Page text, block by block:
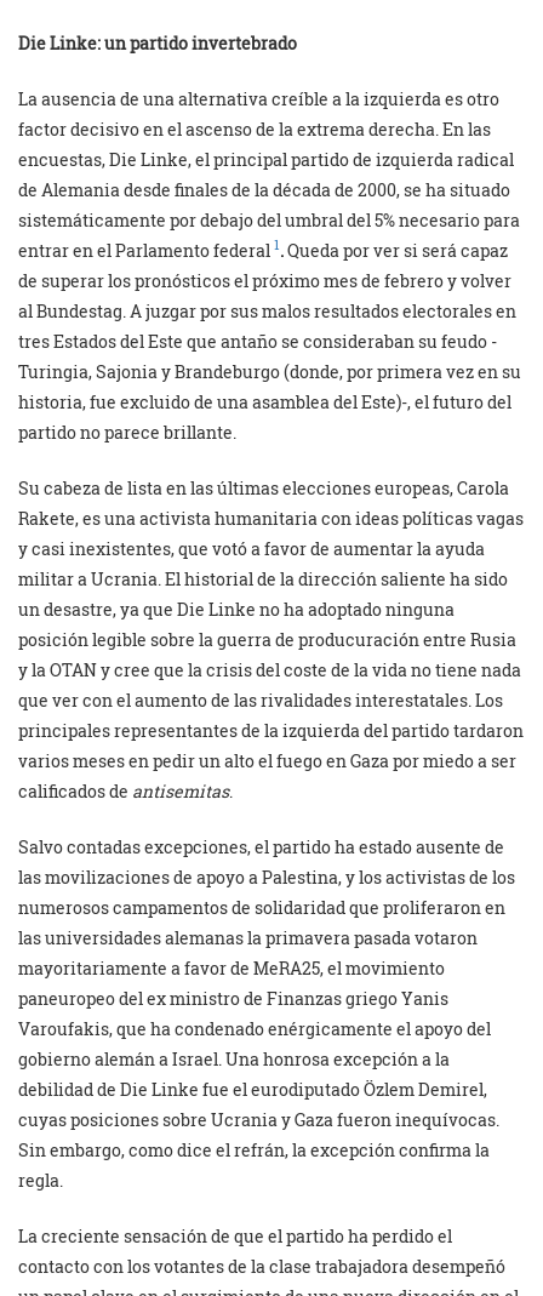
Die Linke: un partido invertebrado
La ausencia de una alternativa creíble a la izquierda es otro
factor decisivo en el ascenso de la extrema derecha. En las
encuestas, Die Linke, el principal partido de izquierda radical
de Alemania desde finales de la década de 2000, se ha situado
sistemáticamente por debajo del umbral del 5% necesario para
entrar en el Parlamento federal 1.Queda por ver si será capaz
de superar los pronósticos el próximo mes de febrero y volver
al Bundestag. A juzgar por sus malos resultados electorales en
tres Estados del Este que antaño se consideraban su feudo -
Turingia, Sajonia y Brandeburgo (donde, por primera vez en su
historia, fue excluido de una asamblea del Este)-, el futuro del
partido no parece brillante.
Su cabeza de lista en las últimas elecciones europeas, Carola
Rakete, es una activista humanitaria con ideas políticas vagas
y casi inexistentes, que votó a favor de aumentar la ayuda
militar a Ucrania. El historial de la dirección saliente ha sido
un desastre, ya que Die Linke no ha adoptado ninguna
posición legible sobre la guerra de producuración entre Rusia
y la OTAN y cree que la crisis del coste de la vida no tiene nada
que ver con el aumento de las rivalidades interestatales. Los
principales representantes de la izquierda del partido tardaron
varios meses en pedir un alto el fuego en Gaza por miedo a ser
calificados de antisemitas.
Salvo contadas excepciones, el partido ha estado ausente de
las movilizaciones de apoyo a Palestina, y los activistas de los
numerosos campamentos de solidaridad que proliferaron en
las universidades alemanas la primavera pasada votaron
mayoritariamente a favor de MeRA25, el movimiento
paneuropeo del ex ministro de Finanzas griego Yanis
Varoufakis, que ha condenado enérgicamente el apoyo del
gobierno alemán a Israel. Una honrosa excepción a la
debilidad de Die Linke fue el eurodiputado Özlem Demirel,
cuyas posiciones sobre Ucrania y Gaza fueron inequívocas.
Sin embargo, como dice el refrán, la excepción confirma la
regla.
La creciente sensación de que el partido ha perdido el
contacto con los votantes de la clase trabajadora desempeñó